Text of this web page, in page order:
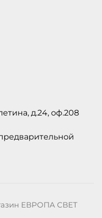
д.24, оф.208
ЕВРОПА СВЕТ